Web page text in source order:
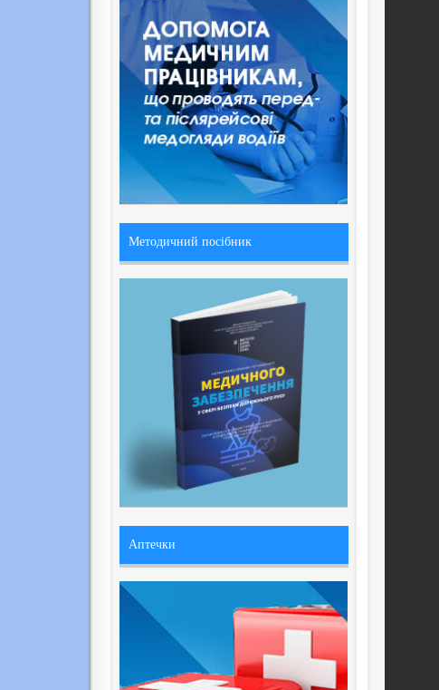
Методичний посібник
Аптечки